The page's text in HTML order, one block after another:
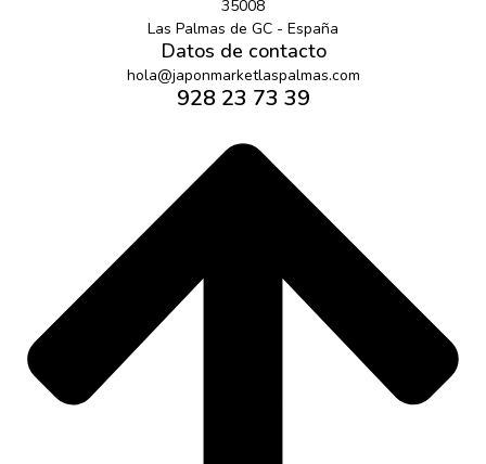
35008
Las Palmas de GC - España
Datos de contacto
hola@japonmarketlaspalmas.com
928 23 73 39